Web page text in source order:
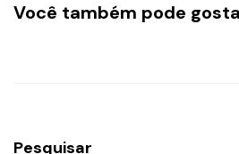
Você também pode
Pesquisar